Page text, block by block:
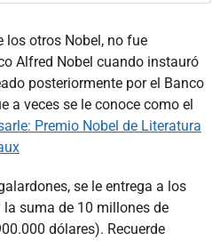
los otros Nobel, no fue
Alfred Nobel cuando instauró
posteriormente por el Banco
a veces se le conoce como el
Premio Nobel de Literatura
se le entrega a los
suma de 10 millones de
dólares). Recuerde